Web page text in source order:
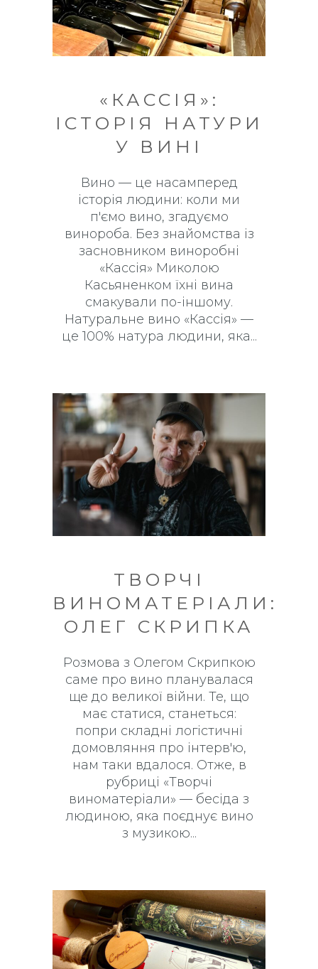
«КАССІЯ»:
ІСТОРІЯ НАТУРИ
У ВИНІ
Вино — це насамперед
історія людини: коли ми
п'ємо вино, згадуємо
винороба. Без знайомства із
засновником виноробні
«Кассія» Миколою
Касьяненком їхні вина
смакували по-іншому.
Натуральне вино «Кассія» —
це 100% натура людини, яка
ТВОРЧІ
ВИНОМАТЕРІАЛИ:
ОЛЕГ СКРИПКА
Розмова з Олегом Скрипкою
саме про вино планувалася
ще до великої війни. Те, що
має статися, станеться:
попри складні логістичні
домовляння про інтерв'ю,
нам таки вдалося. Отже, в
рубриці «Творчі
виноматеріали» — бесіда з
людиною, яка поєднує вино
з музикою